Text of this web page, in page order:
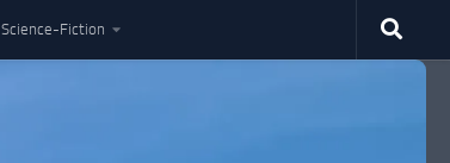
Science-Fiction